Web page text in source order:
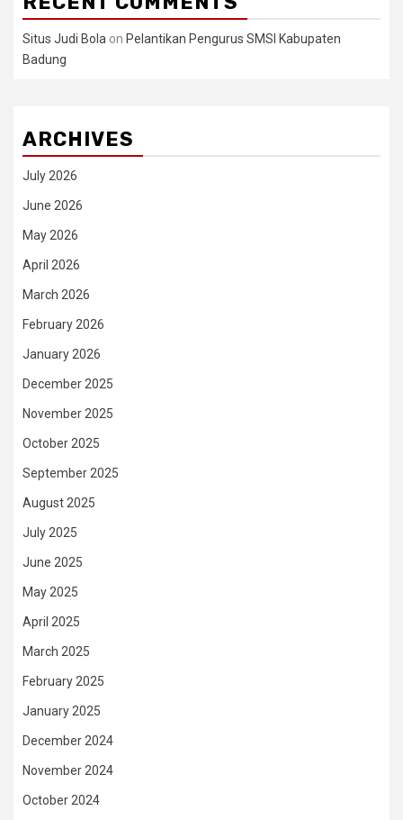
Situs Judi Bola on Pelantikan Pengurus SMSI Kabupaten
Badung
ARCHIVES
July 2026
June 2026
May 2026
April 2026
March 2026
February 2026
January 2026
December 2025
November 2025
October 2025
September 2025
August 2025
July 2025
June 2025
May 2025
April 2025
March 2025
February 2025
January 2025
December 2024
November 2024
October 2024